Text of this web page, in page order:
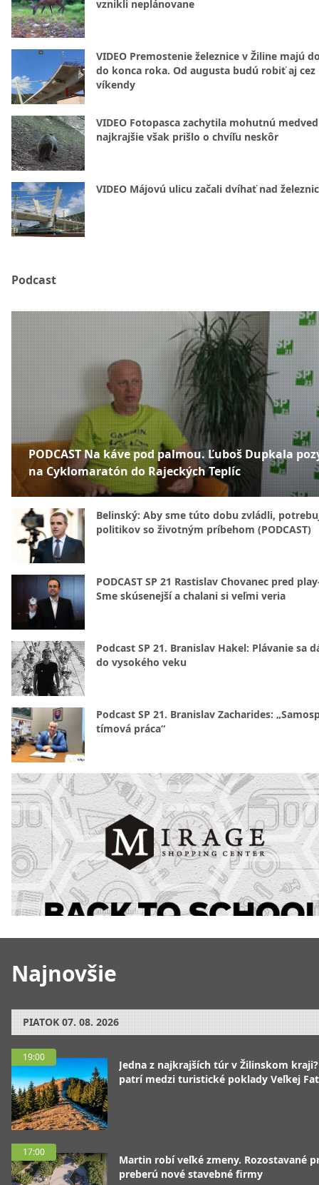
Najnovšie
PIATOK 07. 08. 2026
19:00
Jedna z najkrajších túr v Žilinskom
patrí medzi turistické poklady Veľkej
17:00
Martin robí veľké zmeny. Rozostavané
preberú nové stavebné firmy
vznikli neplánovane
VIDEO Premostenie železnice v Žiline majú
do konca roka. Od augusta budú robiť aj cez
víkendy
VIDEO Fotopasca zachytila mohutnú
najkrajšie však prišlo o chvíľu neskôr
VIDEO Májovú ulicu začali dvíhať nad
Podcast
PODCAST Na káve pod palmou. Ľuboš Dupkala
na Cyklomaratón do Rajeckých Teplíc
Belinský: Aby sme túto dobu zvládli,
politikov so životným príbehom (PODCAST)
PODCAST SP 21 Rastislav Chovanec pred
Sme skúsenejší a chalani si veľmi veria
Podcast SP 21. Branislav Hakel: Plávanie sa
do vysokého veku
Podcast SP 21. Branislav Zacharides:
tímová práca“